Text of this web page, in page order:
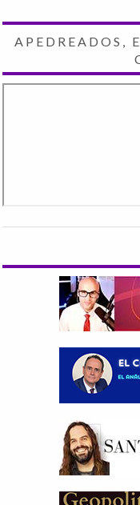
APEDREADOS,